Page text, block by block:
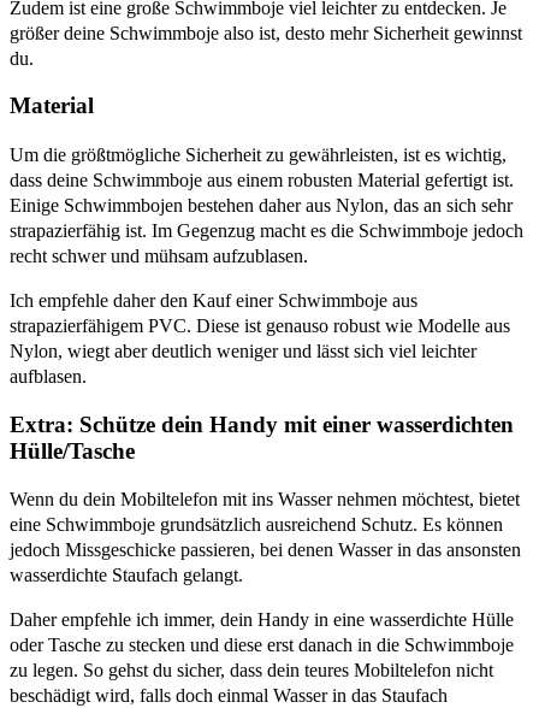
Zudem ist eine große Schwimmboje viel leichter zu entdecken. Je
größer deine Schwimmboje also ist, desto mehr Sicherheit gewinnst
du.
Material
Um die größtmögliche Sicherheit zu gewährleisten, ist es wichtig,
dass deine Schwimmboje aus einem robusten Material gefertigt ist.
Einige Schwimmbojen bestehen daher aus Nylon, das an sich sehr
strapazierfähig ist. Im Gegenzug macht es die Schwimmboje jedoch
recht schwer und mühsam aufzublasen.
Ich empfehle daher den Kauf einer Schwimmboje aus
strapazierfähigem PVC. Diese ist genauso robust wie Modelle aus
Nylon, wiegt aber deutlich weniger und lässt sich viel leichter
aufblasen.
Extra: Schütze dein Handy mit einer wasserdichten
Hülle/Tasche
Wenn du dein Mobiltelefon mit ins Wasser nehmen möchtest, bietet
eine Schwimmboje grundsätzlich ausreichend Schutz. Es können
jedoch Missgeschicke passieren, bei denen Wasser in das ansonsten
wasserdichte Staufach gelangt.
Daher empfehle ich immer, dein Handy in eine wasserdichte Hülle
oder Tasche zu stecken und diese erst danach in die Schwimmboje
zu legen. So gehst du sicher, dass dein teures Mobiltelefon nicht
beschädigt wird, falls doch einmal Wasser in das Staufach